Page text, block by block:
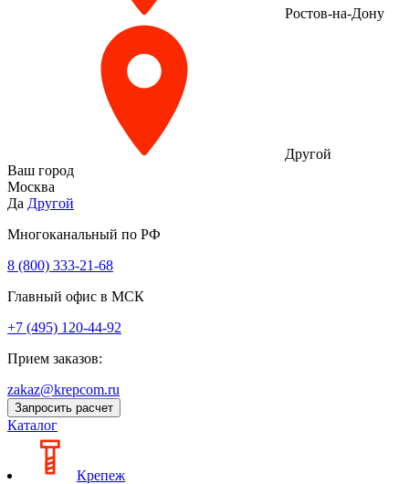
Ростов-на-Дону
Другой
Ваш город
Москва
Да Другой
Многоканальный по РФ
8 (800) 333‑21-68
Главный офис в МСК
+7 (495) 120-44-92
Прием заказов:
zakaz@krepcom.ru
Запросить расчет
Каталог
Крепеж